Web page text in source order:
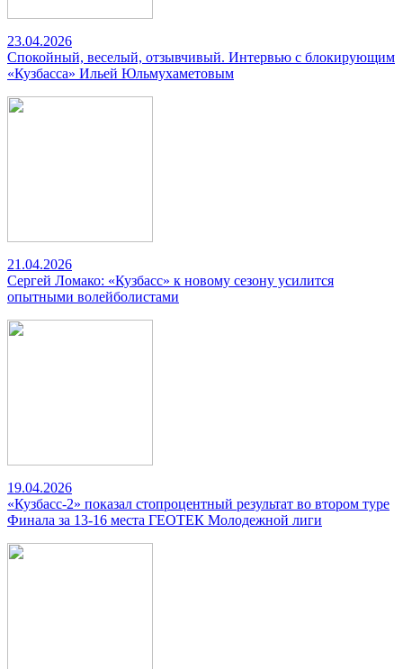
23.04.2026
Спокойный, веселый, отзывчивый. Интервью с блокирующим
«Кузбасса» Ильей Юльмухаметовым
21.04.2026
Сергей Ломако: «Кузбасс» к новому сезону усилится
опытными волейболистами
19.04.2026
«Кузбасс-2» показал стопроцентный результат во втором туре
Финала за 13-16 места ГЕОТЕК Молодежной лиги